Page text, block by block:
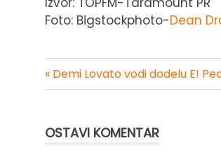
Foto: Bigstockphoto-Dean
Kretanje
« Demi Lovato vodi dodelu E!
OSTAVI KOMENTAR